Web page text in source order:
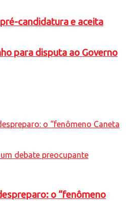
candidatura e aceita
para disputa ao Governo
o “fenômeno